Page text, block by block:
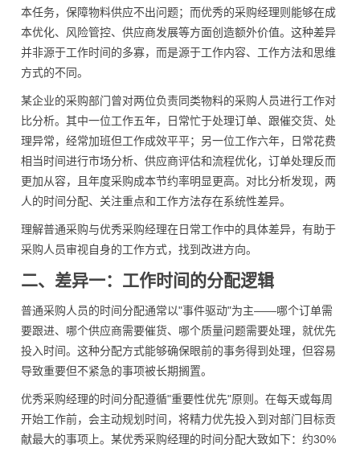
本任务，保障物料供应不出问题；而优秀的采购经理则能够在成
本优化、风险管控、供应商发展等方面创造额外价值。这种差异
并非源于工作时间的多寡，而是源于工作内容、工作方法和思维
方式的不同。
某企业的采购部门曾对两位负责同类物料的采购人员进行工作对
比分析。其中一位工作五年，日常忙于处理订单、跟催交货、处
理异常，经常加班但工作成效平平；另一位工作六年，日常花费
相当时间进行市场分析、供应商评估和流程优化，订单处理反而
更加从容，且年度采购成本节约率明显更高。对比分析发现，两
人的时间分配、关注重点和工作方法存在系统性差异。
理解普通采购与优秀采购经理在日常工作中的具体差异，有助于
采购人员审视自身的工作方式，找到改进方向。
二、差异一：工作时间的分配逻辑
普通采购人员的时间分配通常以"事件驱动"为主——哪个订单需
要跟进、哪个供应商需要催货、哪个质量问题需要处理，就优先
投入时间。这种分配方式能够确保眼前的事务得到处理，但容易
导致重要但不紧急的事项被长期搁置。
优秀采购经理的时间分配遵循"重要性优先"原则。在每天或每周
开始工作前，会主动规划时间，将精力优先投入到对部门目标贡
献最大的事项上。某优秀采购经理的时间分配大致如下：约30%